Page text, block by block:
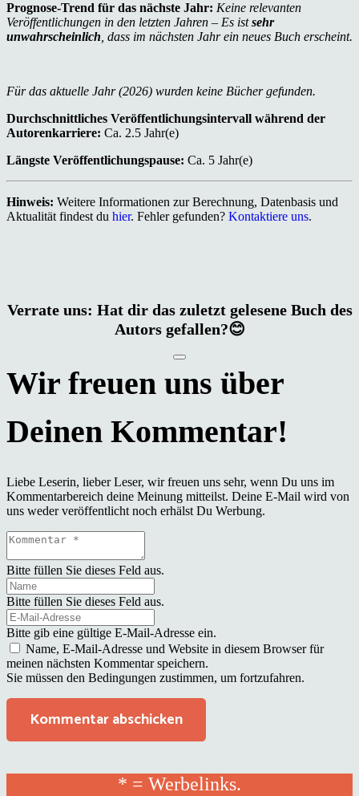
Prognose-Trend für das nächste Jahr: Keine relevanten
Veröffentlichungen in den letzten Jahren – Es istsehr
unwahrscheinlich, dass im nächsten Jahr ein neues Buch erscheint.
Für das aktuelle Jahr (2026) wurden keine Bücher gefunden.
Durchschnittliches Veröffentlichungsintervall während der
Autorenkarriere: Ca. 2.5 Jahr(e)
Längste Veröffentlichungspause: Ca. 5 Jahr(e)
Hinweis: Weitere Informationen zur Berechnung, Datenbasis und
Aktualität findest du hier. Fehler gefunden? Kontaktiere uns.
Verrate uns: Hat dir das zuletzt gelesene Buch des
Autors gefallen?😊
Liebe Leserin, lieber Leser, wir freuen uns sehr, wenn Du uns im
Kommentarbereich deine Meinung mitteilst. Deine E-Mail wird von
uns weder veröffentlicht noch erhälst Du Werbung.
Bitte füllen Sie dieses Feld aus.
Bitte füllen Sie dieses Feld aus.
Bitte gib eine gültige E-Mail-Adresse ein.
Name, E-Mail-Adresse und Website in diesem Browser für
meinen nächsten Kommentar speichern.
Sie müssen den Bedingungen zustimmen, um fortzufahren.
Kommentar abschicken
* = Werbelinks.